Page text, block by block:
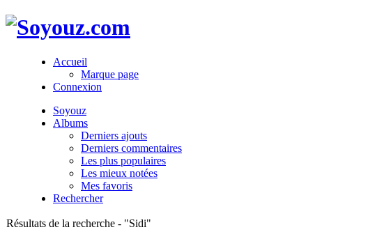
Accueil
Marque page
Connexion
Soyouz
Albums
Derniers ajouts
Derniers commentaires
Les plus populaires
Les mieux notées
Mes favoris
Rechercher
Résultats de la recherche - "Sidi"